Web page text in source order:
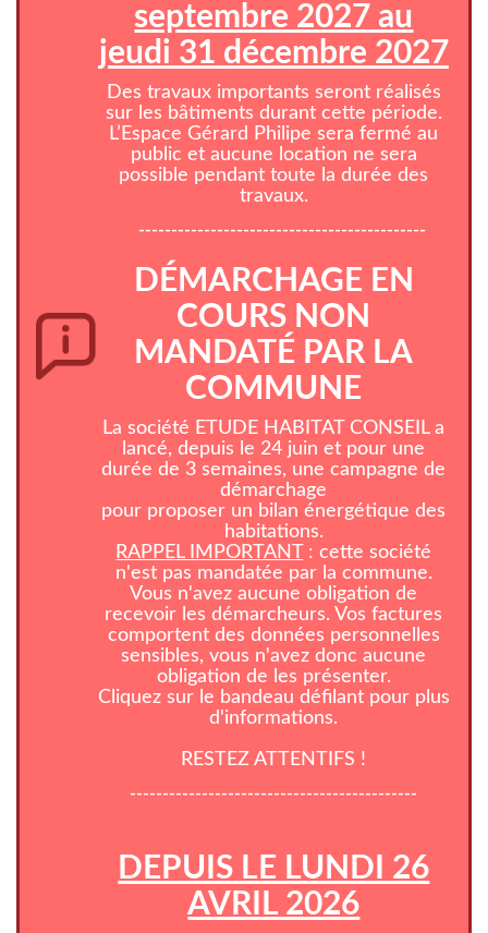
septembre 2027 au
jeudi 31 décembre 2027
Des travaux importants seront réalisés
sur les bâtiments durant cette période.
L’Espace Gérard Philipe sera fermé au
public et aucune location ne sera
possible pendant toute la durée des
travaux.
--------------------------------------------
DÉMARCHAGE EN
COURS NON
MANDATÉ PAR LA
COMMUNE
La société ETUDE HABITAT CONSEIL a
lancé, depuis le 24 juin et pour une
durée de 3 semaines, une campagne de
démarchage
pour proposer un bilan énergétique des
habitations.
RAPPEL IMPORTANT : cette société
n'est pas mandatée par la commune.
Vous n'avez aucune obligation de
recevoir les démarcheurs. Vos factures
comportent des données personnelles
sensibles, vous n'avez donc aucune
obligation de les présenter.
Cliquez sur le bandeau défilant pour plus
d'informations.
RESTEZ ATTENTIFS !
--------------------------------------------
DEPUIS LE LUNDI 26
AVRIL 2026